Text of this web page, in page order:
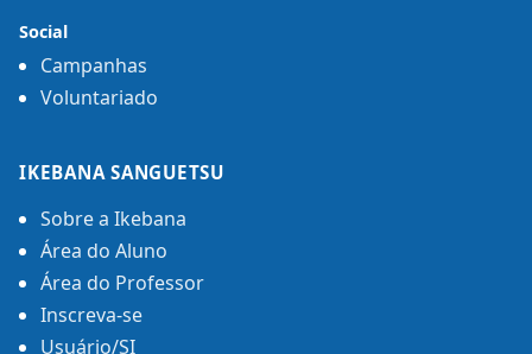
Social
Campanhas
Voluntariado
IKEBANA SANGUETSU
Sobre a Ikebana
Área do Aluno
Área do Professor
Inscreva-se
Usuário/SI